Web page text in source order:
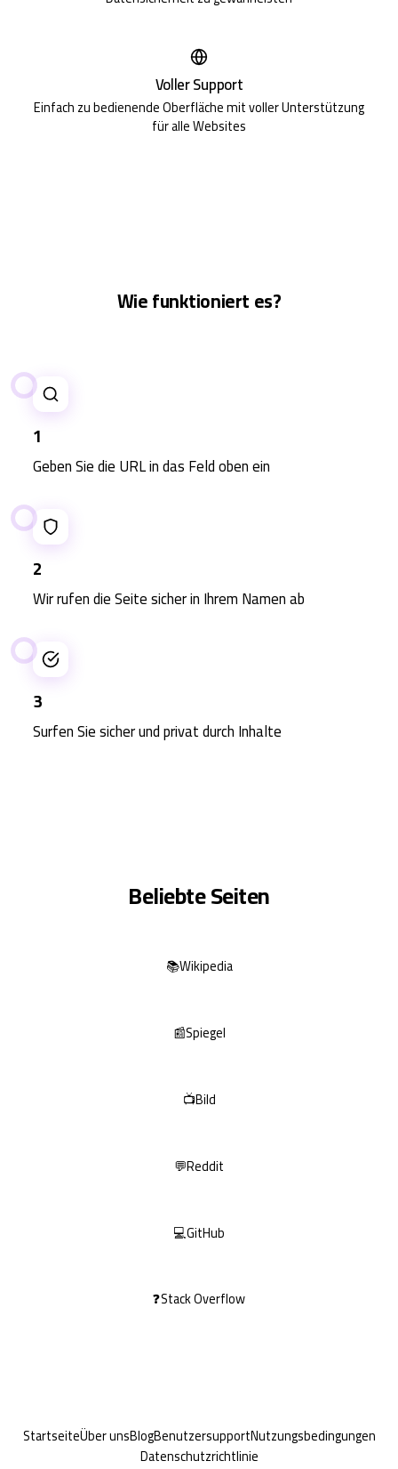
Voller Support
Einfach zu bedienende Oberfläche mit voller Unterstützung
für alle Websites
Wie funktioniert es?
1
Geben Sie die URL in das Feld oben ein
2
Wir rufen die Seite sicher in Ihrem Namen ab
3
Surfen Sie sicher und privat durch Inhalte
Beliebte Seiten
📚Wikipedia
📰Spiegel
📺Bild
💬Reddit
💻GitHub
❓Stack Overflow
StartseiteÜber unsBlogBenutzersupportNutzungsbedingungen
Datenschutzrichtlinie